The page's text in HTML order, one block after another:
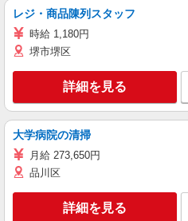
レジ・商品陳列スタッフ
時給 1,180円
堺市堺区
詳細を見る
大学病院の清掃
月給 273,650円
品川区
詳細を見る